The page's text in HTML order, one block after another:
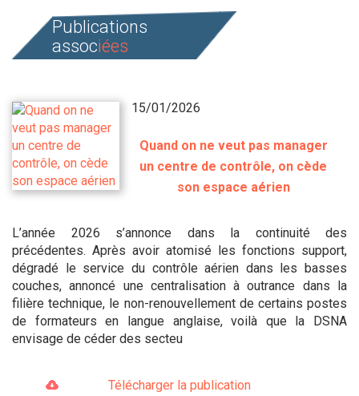
Publications
associées
15/01/2026
Quand on ne veut pas manager
un centre de contrôle, on cède
son espace aérien
L’année 2026 s’annonce dans la continuité des
précédentes. Après avoir atomisé les fonctions support,
dégradé le service du contrôle aérien dans les basses
couches, annoncé une centralisation à outrance dans la
filière technique, le non-renouvellement de certains postes
de formateurs en langue anglaise, voilà que la DSNA
envisage de céder des secteu
Télécharger la publication